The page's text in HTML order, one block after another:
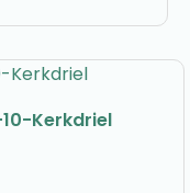
Kerkdriel